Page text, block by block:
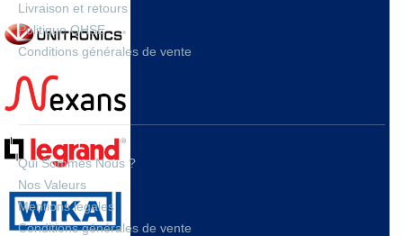
Livraison et retours
Politique QHSE
Conditions générales de vente
A PROPOS
Qui Sommes Nous ?
Nos Valeurs
Mentions legales
Conditions générales de vente